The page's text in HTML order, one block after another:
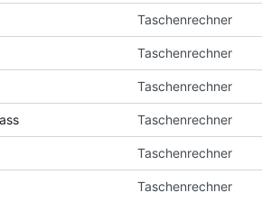
Taschenrechner
Taschenrechner
Taschenrechner
Taschenrechner
Taschenrechner
Taschenrechner